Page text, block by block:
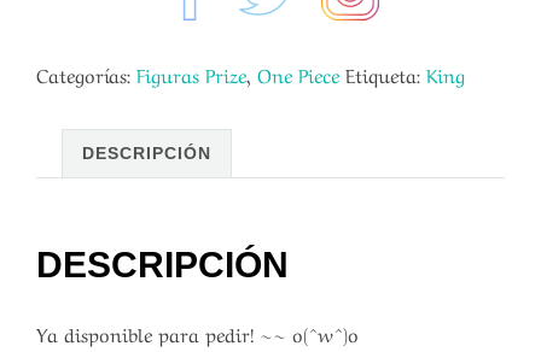
Categorías: Figuras Prize, One Piece Etiqueta: King
DESCRIPCIÓN
DESCRIPCIÓN
Ya disponible para pedir! ~~ o(^w^)o